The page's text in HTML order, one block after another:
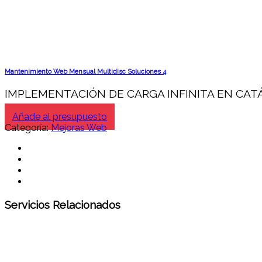
Mantenimiento Web Mensual Multidisc Soluciones 4
IMPLEMENTACIÓN DE CARGA INFINITA EN
Añade al presupuesto
Categoría:Mejoras Web
Servicios Relacionados